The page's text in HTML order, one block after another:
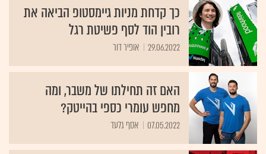
כך קדחת מניות גיימסטופ הביאה את
רובין הוד לסף פשיטת רגל
29.06.2022 אופיר דור
האם זה תחילתו של משבר, ומה
מחפש עומרי כספי בהייטק?
07.05.2022 אסף גלעד